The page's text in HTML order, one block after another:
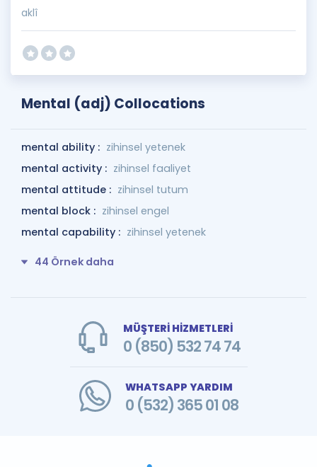
aklî
Mental (adj) Collocations
mental ability : zihinsel yetenek
mental activity : zihinsel faaliyet
mental attitude : zihinsel tutum
mental block : zihinsel engel
mental capability : zihinsel yetenek
44 Örnek daha
MÜŞTERİ HİZMETLERİ
0 (850) 532 74 74
WHATSAPP YARDIM
0 (532) 365 01 08